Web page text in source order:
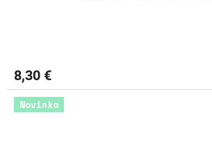
8,30 €
Novinka